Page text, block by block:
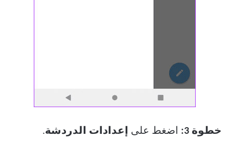
خطوة 3: اضغط على إعدادات الدردشة.